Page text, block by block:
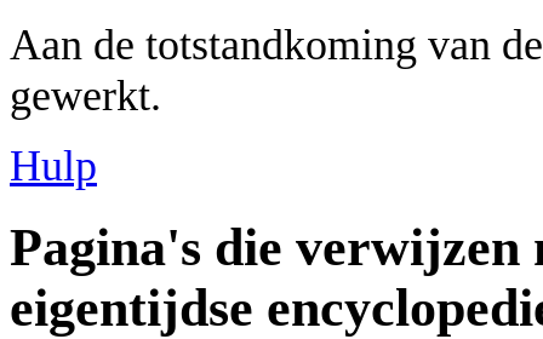
Aan de totstandkoming van
gewerkt.
Hulp
Pagina's die
eigentijdse